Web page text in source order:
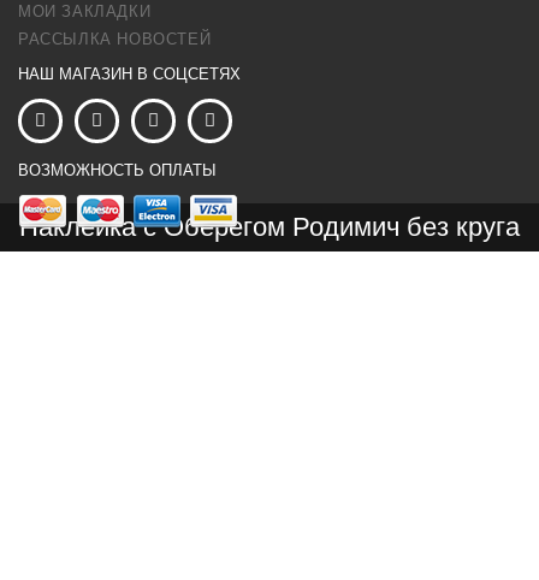
Наклейка с Оберегом Родимич без круга
МОИ ЗАКЛАДКИ
РАССЫЛКА НОВОСТЕЙ
НАШ МАГАЗИН В СОЦСЕТЯХ
ВОЗМОЖНОСТЬ ОПЛАТЫ